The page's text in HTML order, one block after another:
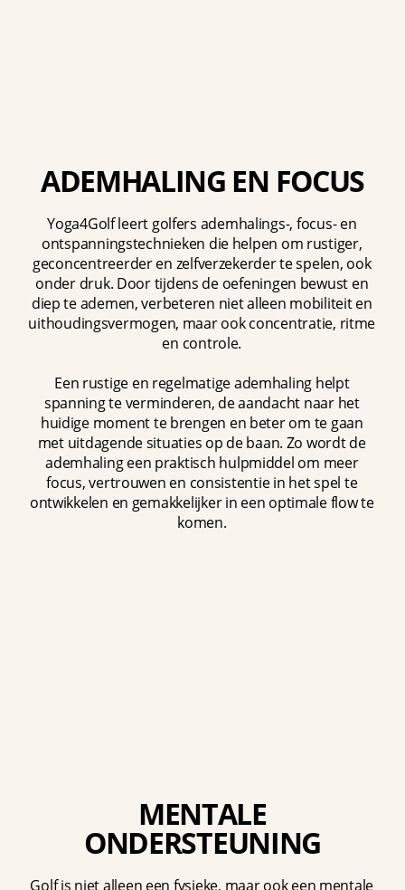
ADEMHALING EN FOCUS
Yoga4Golf leert golfers ademhalings-, focus- en
ontspanningstechnieken die helpen om rustiger,
geconcentreerder en zelfverzekerder te spelen, ook
onder druk. Door tijdens de oefeningen bewust en
diep te ademen, verbeteren niet alleen mobiliteit en
uithoudingsvermogen, maar ook concentratie, ritme
en controle.
Een rustige en regelmatige ademhaling helpt
spanning te verminderen, de aandacht naar het
huidige moment te brengen en beter om te gaan
met uitdagende situaties op de baan. Zo wordt de
ademhaling een praktisch hulpmiddel om meer
focus, vertrouwen en consistentie in het spel te
ontwikkelen en gemakkelijker in een optimale flow te
komen.
MENTALE
ONDERSTEUNING
Golf is niet alleen een fysieke, maar ook een mentale